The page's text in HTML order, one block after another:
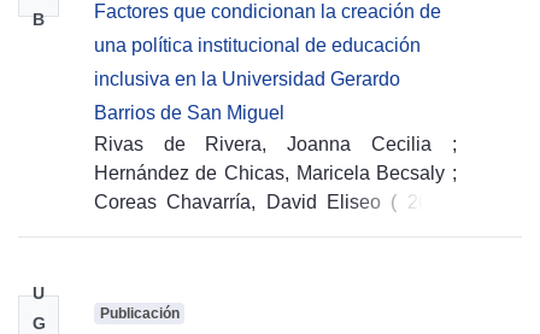
B
Factores que condicionan la creación de
una política institucional de educación
inclusiva en la Universidad Gerardo
Barrios de San Miguel
Rivas de Rivera, Joanna Cecilia
;
Hernández de Chicas, Maricela Becsaly ;
Coreas Chavarría, David Eliseo ( 2022-
U
G
Publicación